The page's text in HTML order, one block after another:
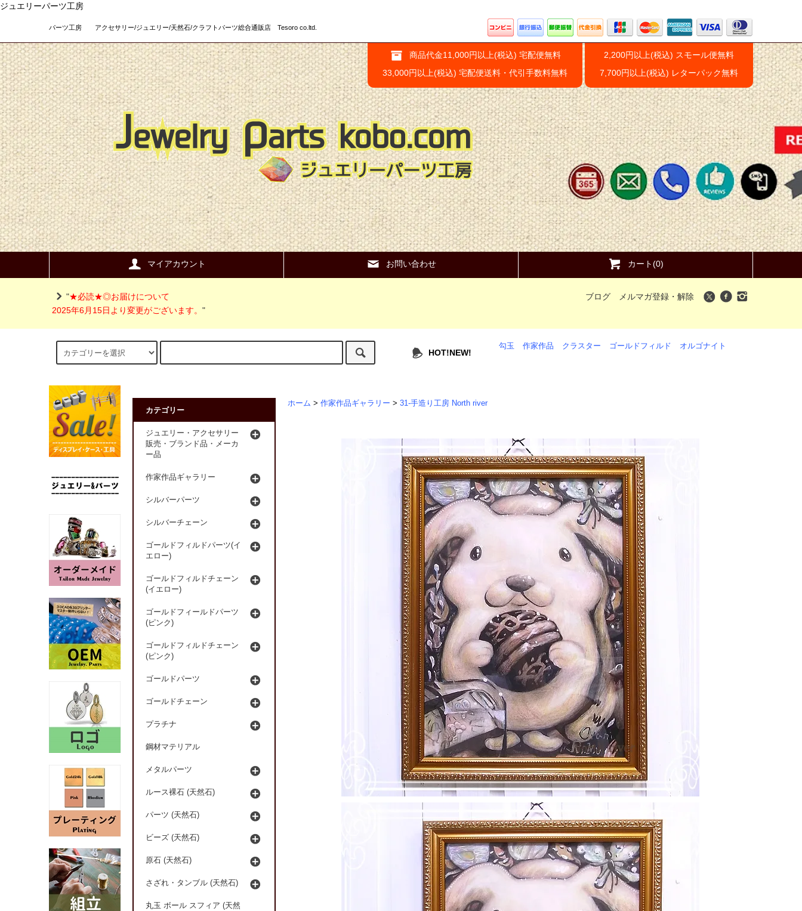
ジュエリーパーツ工房
パーツ工房 アクセサリー/ジュエリー/天然石/クラフトパーツ総合通販店 Tesoro co.ltd.
商品代金11,000円以上(税込) 宅配便無料
33,000円以上(税込) 宅配便送料・代引手数料無料
2,200円以上(税込) スモール便無料
7,700円以上(税込) レターパック無料
マイアカウント お問い合わせ カート(0)
"★必読★◎お届けについて
2025年6月15日より変更がございます。 "
ブログ メルマガ登録・解除
HOT!NEW!
勾玉 作家作品 クラスター ゴールドフィルド オルゴナイト
ホーム > 作家作品ギャラリー > 31-手造り工房 North river
カテゴリー
ジュエリー・アクセサリー
販売・ブランド品・メーカ
ー品
作家作品ギャラリー
シルバーパーツ
シルバーチェーン
ゴールドフィルドパーツ(イ
エロー)
ゴールドフィルドチェーン
(イエロー)
ゴールドフィールドパーツ
(ピンク)
ゴールドフィルドチェーン
(ピンク)
ゴールドパーツ
ゴールドチェーン
プラチナ
鋼材マテリアル
メタルパーツ
ルース裸石 (天然石)
パーツ (天然石)
ビーズ (天然石)
原石 (天然石)
さざれ・タンブル (天然石)
丸玉 ボール スフィア (天然